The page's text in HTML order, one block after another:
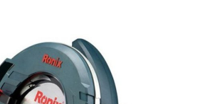
ابعاد صفحه
۱۱۰*۱۰۰ سانتی‌متر
بازه سرعت
۱۰۰۱-۱۵۰۰ دور بر دقیقه